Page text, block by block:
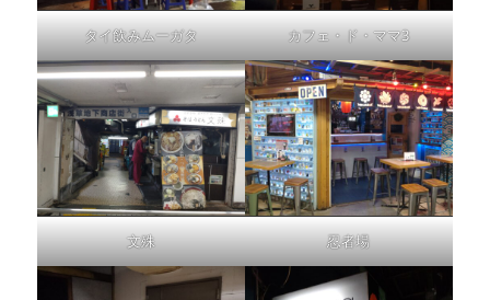
タイ飲みムーガタ カフェ・ド・ママ3
文殊 忍者場